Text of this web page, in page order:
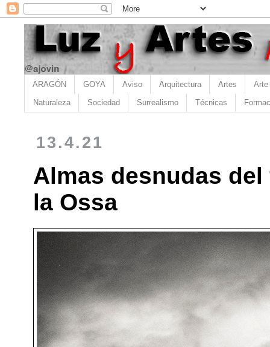
ARAGÓN GOYA Aviso Arquitectura Artes Arte
Naturaleza Sociedad Surrealismo Técnicas
13.4.21
Almas desnudas
la Ossa